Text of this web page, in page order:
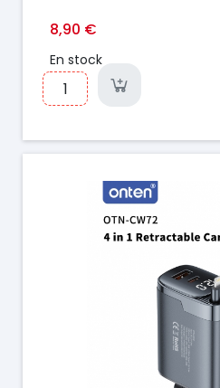
8,90 €
En stock